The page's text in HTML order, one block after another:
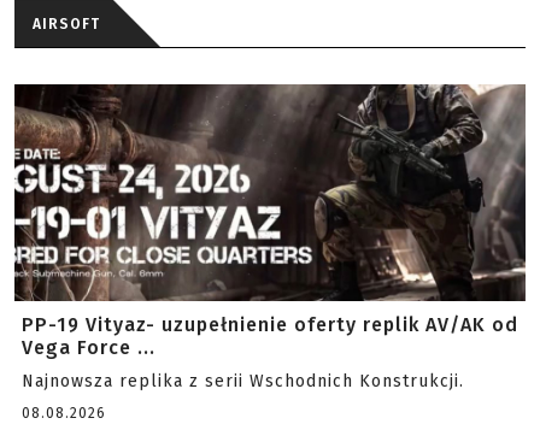
AIRSOFT
PP-19 Vityaz- uzupełnienie oferty replik AV/AK od
Vega Force ...
Najnowsza replika z serii Wschodnich Konstrukcji.
08.08.2026